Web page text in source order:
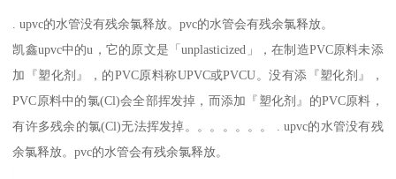
. upvc的水管没有残余氯释放。pvc的水管会有残余氯释放。
凯鑫upvc中的u，它的原文是「unplasticized」，在制造PVC原料未添
加『塑化剂』，的PVC原料称UPVC或PVCU。没有添『塑化剂』，
PVC原料中的氯(Cl)会全部挥发掉，而添加『塑化剂』的PVC原料，
有许多残余的氯(Cl)无法挥发掉。。。。。。。 . upvc的水管没有残
余氯释放。pvc的水管会有残余氯释放。